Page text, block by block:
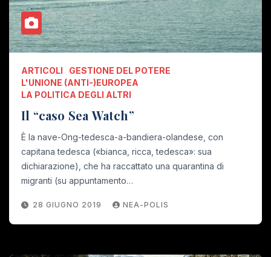
ARTICOLI
GESTIONE DEL POTERE
L'UNIONE (ANTI-)EUROPEA
LA POLITICA DEGLI ALTRI
Il “caso Sea Watch”
È la nave-Ong-tedesca-a-bandiera-olandese, con
capitana tedesca («bianca, ricca, tedesca»: sua
dichiarazione), che ha raccattato una quarantina di
migranti (su appuntamento…
28 GIUGNO 2019 NEA-POLIS